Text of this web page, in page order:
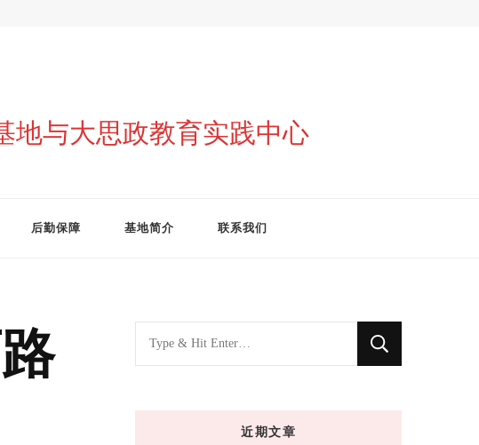
地与大思政教育实践中心
后勤保障 基地简介 联系我们
找
什
近期文章